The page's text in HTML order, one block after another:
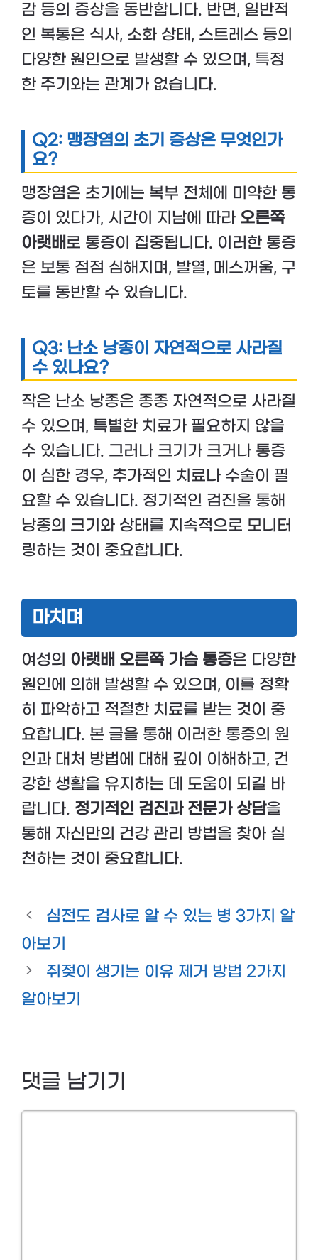
감 등의 증상을 동반합니다. 반면, 일반적
인 복통은 식사, 소화 상태, 스트레스 등의
다양한 원인으로 발생할 수 있으며, 특정
한 주기와는 관계가 없습니다.
Q2: 맹장염의 초기 증상은 무엇인가
요?
맹장염은 초기에는 복부 전체에 미약한 통
증이 있다가, 시간이 지남에 따라 오른쪽
아랫배로 통증이 집중됩니다. 이러한 통증
은 보통 점점 심해지며, 발열, 메스꺼움, 구
토를 동반할 수 있습니다.
Q3: 난소 낭종이 자연적으로 사라질
수 있나요?
작은 난소 낭종은 종종 자연적으로 사라질
수 있으며, 특별한 치료가 필요하지 않을
수 있습니다. 그러나 크기가 크거나 통증
이 심한 경우, 추가적인 치료나 수술이 필
요할 수 있습니다. 정기적인 검진을 통해
낭종의 크기와 상태를 지속적으로 모니터
링하는 것이 중요합니다.
마치며
여성의 아랫배 오른쪽 가슴 통증은 다양한
원인에 의해 발생할 수 있으며, 이를 정확
히 파악하고 적절한 치료를 받는 것이 중
요합니다. 본 글을 통해 이러한 통증의 원
인과 대처 방법에 대해 깊이 이해하고, 건
강한 생활을 유지하는 데 도움이 되길 바
랍니다. 정기적인 검진과 전문가 상담을
통해 자신만의 건강 관리 방법을 찾아 실
천하는 것이 중요합니다.
심전도 검사로 알 수 있는 병 3가지 알
아보기
쥐젖이 생기는 이유 제거 방법 2가지
알아보기
댓글 남기기